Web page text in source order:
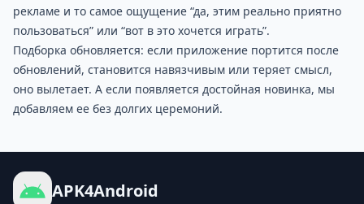
рекламе и то самое ощущение “да, этим реально приятно
пользоваться” или “вот в это хочется играть”.
Подборка обновляется: если приложение портится после
обновлений, становится навязчивым или теряет смысл,
оно вылетает. А если появляется достойная новинка, мы
добавляем ее без долгих церемоний.
APK4Android